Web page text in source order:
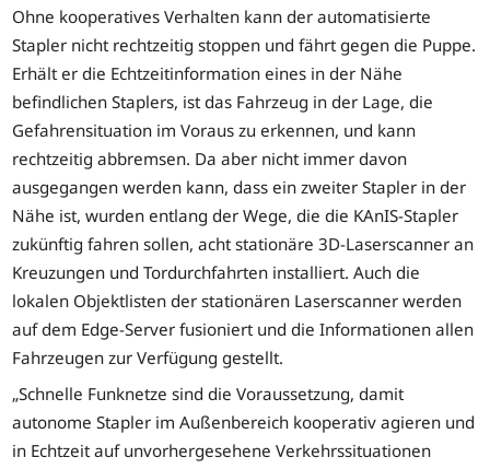
Ohne kooperatives Verhalten kann der automatisierte
Stapler nicht rechtzeitig stoppen und fährt gegen die Puppe.
Erhält er die Echtzeitinformation eines in der Nähe
befindlichen Staplers, ist das Fahrzeug in der Lage, die
Gefahrensituation im Voraus zu erkennen, und kann
rechtzeitig abbremsen. Da aber nicht immer davon
ausgegangen werden kann, dass ein zweiter Stapler in der
Nähe ist, wurden entlang der Wege, die die KAnIS-Stapler
zukünftig fahren sollen, acht stationäre 3D-Laserscanner an
Kreuzungen und Tordurchfahrten installiert. Auch die
lokalen Objektlisten der stationären Laserscanner werden
auf dem Edge-Server fusioniert und die Informationen allen
Fahrzeugen zur Verfügung gestellt.
„Schnelle Funknetze sind die Voraussetzung, damit
autonome Stapler im Außenbereich kooperativ agieren und
in Echtzeit auf unvorhergesehene Verkehrssituationen